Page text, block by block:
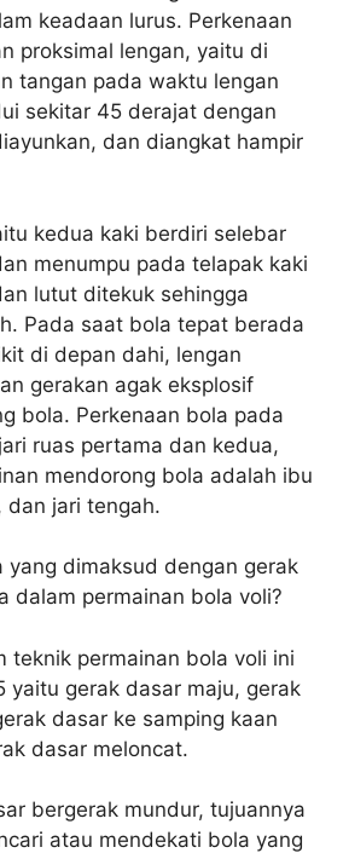
keadaan lurus. Perkenaan
proksimal lengan, yaitu di
tangan pada waktu lengan
sekitar 45 derajat dengan
dan diangkat hampir
kedua kaki berdiri selebar
menumpu pada telapak kaki
lutut ditekuk sehingga
Pada saat bola tepat berada
di depan dahi, lengan
gerakan agak eksplosif
bola. Perkenaan bola pada
ruas pertama dan kedua,
mendorong bola adalah ibu
dan jari tengah.
yang dimaksud dengan gerak
dalam permainan bola voli?
teknik permainan bola voli ini
yaitu gerak dasar maju, gerak
dasar ke samping kaan
dasar meloncat.
bergerak mundur, tujuannya
atau mendekati bola yang